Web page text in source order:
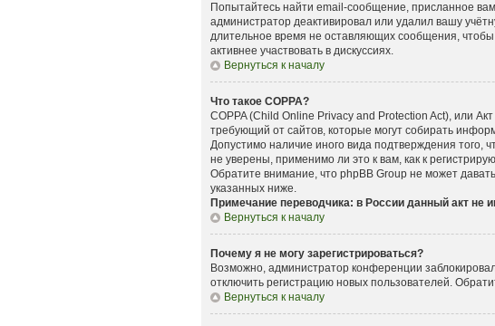
Попытайтесь найти email-сообщение, присланное
администратор деактивировал или удалил вашу
длительное время не оставляющих сообщения,
активнее участвовать в дискуссиях.
Вернуться к началу
Что такое COPPA?
COPPA (Child Online Privacy and Protection Act), или
требующий от сайтов, которые могут собирать
Допустимо наличие иного вида подтверждения
не уверены, применимо ли это к вам, как к
Обратите внимание, что phpBB Group не может
указанных ниже.
Примечание переводчика: в России данный акт не
Вернуться к началу
Почему я не могу зарегистрироваться?
Возможно, администратор конференции
отключить регистрацию новых пользователей.
Вернуться к началу